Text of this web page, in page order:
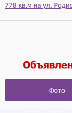
778 кв.м на ул.
Фото